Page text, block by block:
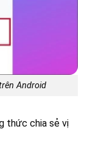
Android
thức chia sẻ vị